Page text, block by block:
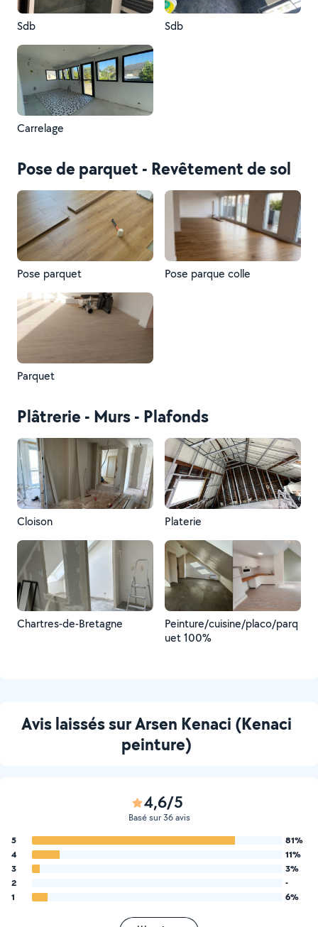
Sdb Sdb
Carrelage
Pose de parquet - Revêtement de sol
Pose parquet Pose parque colle
Parquet
Plâtrerie - Murs - Plafonds
Cloison Platerie
Chartres-de-Bretagne
Peinture/cuisine/placo/parq
uet 100%
Avis laissés sur Arsen Kenaci (Kenaci
peinture)
4,6/5
Basé sur 36 avis
5
81%
4
11%
3
3%
2
-
1
6%